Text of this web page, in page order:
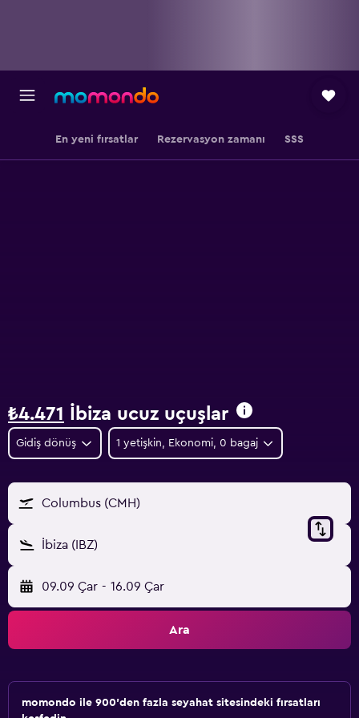
En yeni fırsatlar Rezervasyon zamanı SSS
₺4.471 İbiza ucuz uçuşlar
Gidiş dönüş 1 yetişkin, Ekonomi, 0 bagaj
Columbus (CMH)
İbiza (IBZ)
09.09 Çar - 16.09 Çar
Ara
momondo ile 900'den fazla seyahat sitesindeki fırsatları